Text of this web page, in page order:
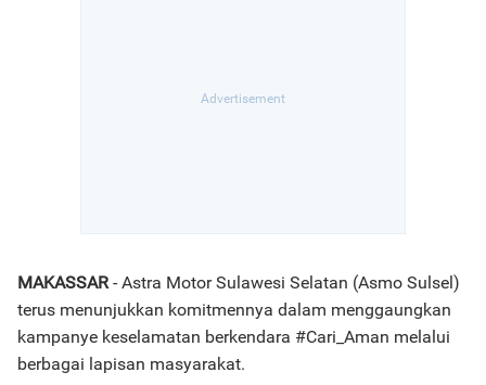
MAKASSAR- Astra Motor Sulawesi Selatan (Asmo Sulsel)
terus menunjukkan komitmennya dalam menggaungkan
kampanye keselamatan berkendara #Cari_Aman melalui
berbagai lapisan masyarakat.